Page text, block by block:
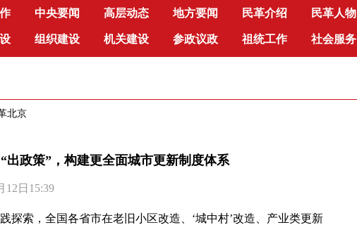
中央要闻 高层动态 地方要闻 民革介绍 民革人物
组织建设 机关建设 参政议政 祖统工作 社会服务
北京
出政策”，构建更全面城市更新制度体系
日15:39
探索，全国各省市在老旧小区改造、‘城中村’改造、产业类更新